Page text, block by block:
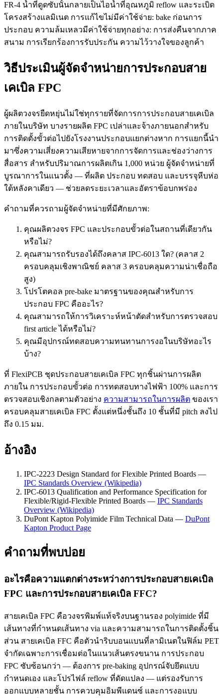
FR-4 น้ำที่ดูดซับนั้นกลายเป็นไอน้ำที่อุณหภูมิ reflow และระเบิด
โครงสร้างแลมิเนต การแก้ไขไม่มีค่าใช้จ่าย: bake ก่อนการ
ประกอบ ความล้มเหลวมีค่าใช้จ่ายทุกอย่าง: การส่งคืนจากภาค
สนาม การเรียกร้องการรับประกัน ความไว้วางใจของลูกค้า
วิธีประเมินผู้จัดจำหน่ายการประกอบสาย
เคเบิล FPC
ผู้ผลิตวงจรยืดหยุ่นไม่ใช่ทุกรายที่จัดการการประกอบสายเคเบิล
ภายในบริษัท บางรายผลิต FPC เปล่าและจ้างภายนอกสำหรับ
การติดตั้งขั้วต่อไปยังโรงงานประกอบแยกต่างหาก การแยกนี้นำ
มาซึ่งความเสี่ยงความเสียหายจากการจัดการและช่องว่างการ
สื่อสาร สำหรับปริมาณการผลิตเกิน 1,000 หน่วย ผู้จัดจำหน่ายที่
บูรณาการในแนวตั้ง — ที่ผลิต ประกอบ ทดสอบ และบรรจุหีบห่อ
ใต้หลังคาเดียว — ช่วยลดระยะเวลาและอัตราข้อบกพร่อง
คำถามที่ควรถามผู้จัดจำหน่ายที่มีศักยภาพ:
คุณผลิตวงจร FPC และประกอบขั้วต่อในสถานที่เดียวกัน
หรือไม่?
คุณสามารถรับรองได้ถึงคลาส IPC-6013 ใด? (คลาส 2
ครอบคลุมเชิงพาณิชย์ คลาส 3 ครอบคลุมความน่าเชื่อถือ
สูง)
โปรโตคอล pre-bake มาตรฐานของคุณสำหรับการ
ประกอบ FPC คืออะไร?
คุณสามารถให้การวิเคราะห์หน้าตัดสำหรับการตรวจสอบ
first article ได้หรือไม่?
คุณมีอุปกรณ์ทดสอบความทนทานการงอในบริษัทอะไร
บ้าง?
ที่ FlexiPCB ชุดประกอบสายเคเบิล FPC ทุกชิ้นผ่านการผลิต
ภายใน การประกอบขั้วต่อ การทดสอบทางไฟฟ้า 100% และการ
ตรวจสอบเชิงกลตามตัวอย่าง ความสามารถในการผลิต ของเรา
ครอบคลุมสายเคเบิล FPC ตั้งแต่หนึ่งชั้นถึง 10 ชั้นที่มี pitch ลงไป
ถึง 0.15 มม.
อ้างอิง
IPC-2223 Design Standard for Flexible Printed Boards —
IPC Standards Overview (Wikipedia)
IPC-6013 Qualification and Performance Specification for
Flexible/Rigid-Flexible Printed Boards — IPC Standards
Overview (Wikipedia)
DuPont Kapton Polyimide Film Technical Data — DuPont
Kapton Product Page
คำถามที่พบบ่อย
อะไรคือความแตกต่างระหว่างการประกอบสายเคเบิล
FPC และการประกอบสายเคเบิล FFC?
สายเคเบิล FPC คือวงจรพิมพ์แท้จริงบนฐานรอง polyimide ที่มี
เส้นทางที่กำหนดเส้นทาง via และความสามารถในการติดตั้งชิ้น
ส่วน สายเคเบิล FFC คือตัวนำริบบอนแบนที่ลามิเนตในฟิล์ม PET
จำกัดเฉพาะการเชื่อมต่อในแนวเส้นตรงขนาน การประกอบ
FPC ซับซ้อนกว่า — ต้องการ pre-baking อุปกรณ์จับยึดแบบ
กำหนดเอง และโปรไฟล์ reflow ที่ดัดแปลง — แต่รองรับการ
ออกแบบหลายชั้น การควบคุมอิมพีแดนซ์ และการงอแบบ